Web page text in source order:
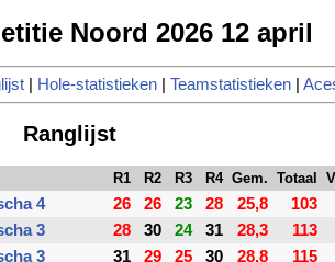
Noord 2026 12 april
| Hole-statistieken| Teamstatistieken|
Ranglijst
R1 R2 R3 R4 Gem. Totaal
4 26 26 23 28 25,8 103
3 28 30 24 31 28,3 113
3 31 29 25 30 28,8 115